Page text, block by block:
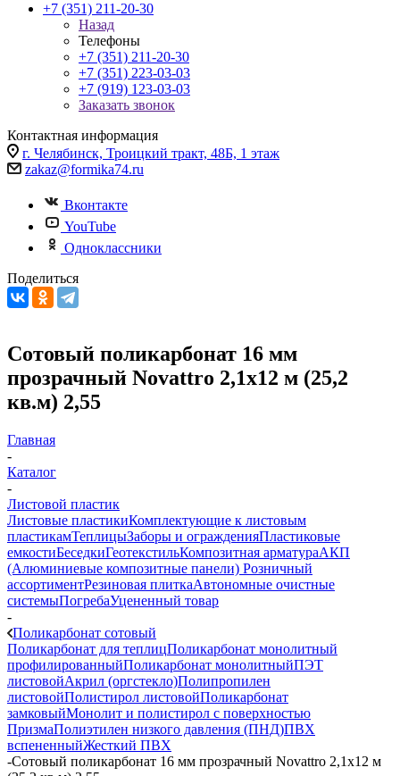
+7 (351) 211-20-30
Назад
Телефоны
+7 (351) 211-20-30
+7 (351) 223-03-03
+7 (919) 123-03-03
Заказать звонок
Контактная информация
г. Челябинск, Троицкий тракт, 48Б, 1 этаж
zakaz@formika74.ru
Вконтакте
YouTube
Одноклассники
Поделиться
Сотовый поликарбонат 16 мм
прозрачный Novattro 2,1х12 м (25,2
кв.м) 2,55
Главная
-
Каталог
-
Листовой пластик
Листовые пластикиКомплектующие к листовым
пластикамТеплицыЗаборы и огражденияПластиковые
емкостиБеседкиГеотекстильКомпозитная арматураАКП
(Алюминиевые композитные панели) Розничный
ассортиментРезиновая плиткаАвтономные очистные
системыПогребаУцененный товар
-
Поликарбонат сотовый
Поликарбонат для теплицПоликарбонат монолитный
профилированныйПоликарбонат монолитныйПЭТ
листовойАкрил (оргстекло)Полипропилен
листовойПолистирол листовойПоликарбонат
замковыйМонолит и полистирол с поверхностью
ПризмаПолиэтилен низкого давления (ПНД)ПВХ
вспененныйЖесткий ПВХ
-Сотовый поликарбонат 16 мм прозрачный Novattro 2,1х12 м